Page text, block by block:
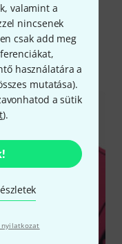
valamint a
nincsenek
csak add meg
használatára a
mutatása).
a sütik
).